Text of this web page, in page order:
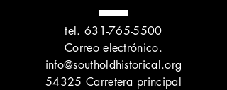
tel. 631-765-5500
Correo electrónico.
info@southoldhistorical.org
54325 Carretera principal